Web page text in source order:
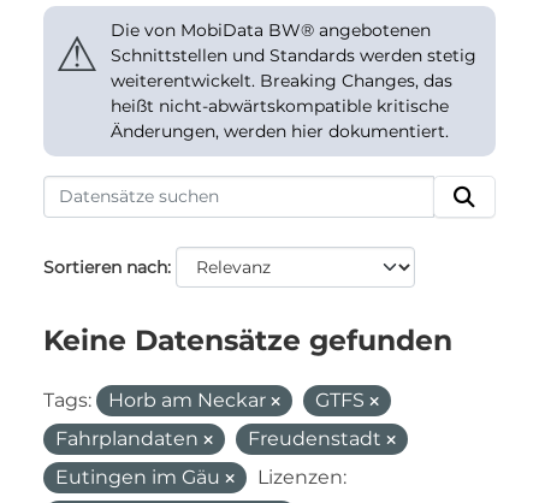
⚠
Die von MobiData BW® angebotenen
Schnittstellen und Standards werden stetig
weiterentwickelt. Breaking Changes, das
heißt nicht-abwärtskompatible kritische
Änderungen, werden hier dokumentiert.
Sortieren nach
Keine Datensätze gefunden
Tags: Horb am Neckar
GTFS
Fahrplandaten
Freudenstadt
Eutingen im Gäu
Lizenzen: